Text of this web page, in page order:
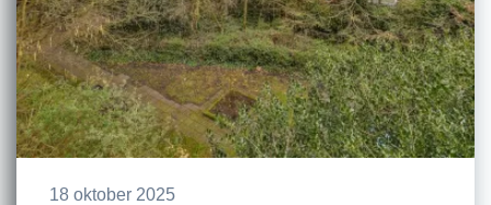
18 oktober 2025